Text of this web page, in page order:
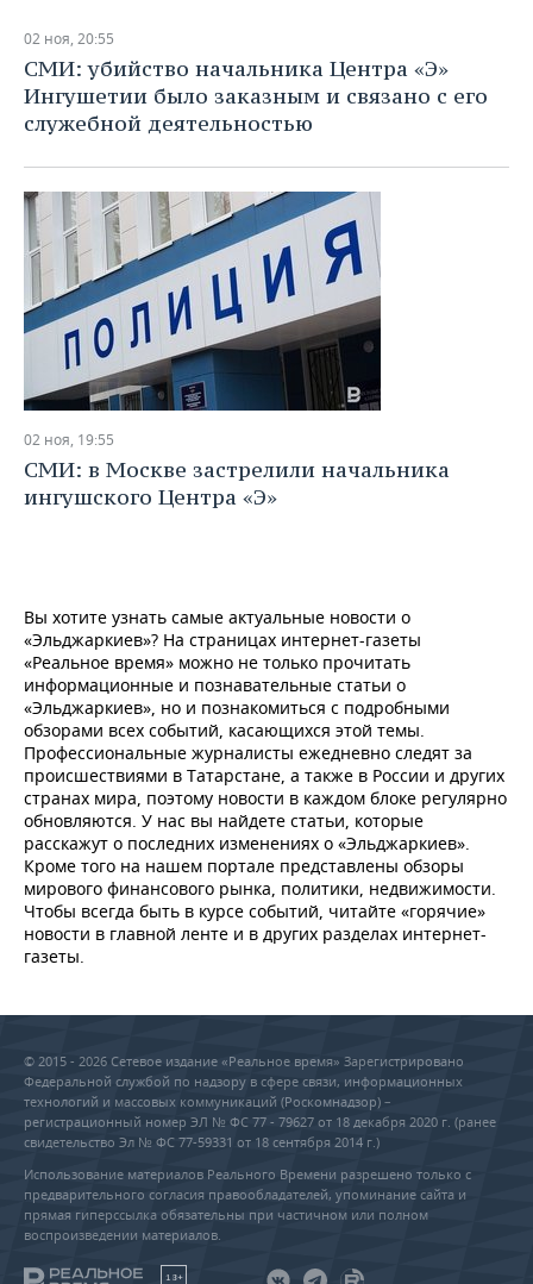
02 ноя, 20:55
СМИ: убийство начальника Центра «Э»
Ингушетии было заказным и связано с его
служебной деятельностью
02 ноя, 19:55
СМИ: в Москве застрелили начальника
ингушского Центра «Э»
Вы хотите узнать самые актуальные новости о
«Эльджаркиев»? На страницах интернет-газеты
«Реальное время» можно не только прочитать
информационные и познавательные статьи о
«Эльджаркиев», но и познакомиться с подробными
обзорами всех событий, касающихся этой темы.
Профессиональные журналисты ежедневно следят за
происшествиями в Татарстане, а также в России и других
странах мира, поэтому новости в каждом блоке регулярно
обновляются. У нас вы найдете статьи, которые
расскажут о последних изменениях о «Эльджаркиев».
Кроме того на нашем портале представлены обзоры
мирового финансового рынка, политики, недвижимости.
Чтобы всегда быть в курсе событий, читайте «горячие»
новости в главной ленте и в других разделах интернет-
газеты.
© 2015 - 2026 Сетевое издание «Реальное время» Зарегистрировано
Федеральной службой по надзору в сфере связи, информационных
технологий и массовых коммуникаций (Роскомнадзор) –
регистрационный номер ЭЛ № ФС 77 - 79627 от 18 декабря 2020 г. (ранее
свидетельство Эл № ФС 77-59331 от 18 сентября 2014 г.)
Использование материалов Реального Времени разрешено только с
предварительного согласия правообладателей, упоминание сайта и
прямая гиперссылка обязательны при частичном или полном
воспроизведении материалов.
18+